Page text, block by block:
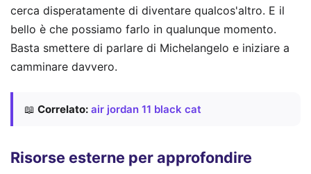
cerca disperatamente di diventare qualcos'altro. E il
bello è che possiamo farlo in qualunque momento.
Basta smettere di parlare di Michelangelo e iniziare a
camminare davvero.
📖 Correlato: air jordan 11 black cat
Risorse esterne per approfondire